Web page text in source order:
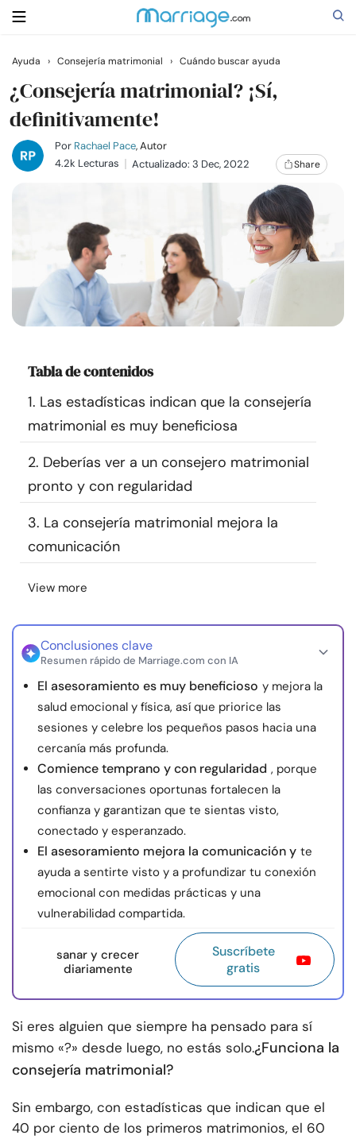
Buscar
Casarse
Relaciones
Ayuda
Cursos
Recursos
Comunidad
Encuentra un terapeuta
Idioma ES
nosotros
Ayuda › Consejería matrimonial › Cuándo buscar ayuda
¿Consejería matrimonial? ¡Sí,
definitivamente!
Por Rachael Pace, Autor
4.2k Lecturas
Actualizado: 3 Dec, 2022 Share
Tabla de contenidos
1. Las estadísticas indican que la consejería
matrimonial es muy beneficiosa
2. Deberías ver a un consejero matrimonial
pronto y con regularidad
3. La consejería matrimonial mejora la
comunicación
View more
Conclusiones clave
Resumen rápido de Marriage.com con IA
El asesoramiento es muy beneficioso y mejora la
salud emocional y física, así que priorice las
sesiones y celebre los pequeños pasos hacia una
cercanía más profunda.
Comience temprano y con regularidad , porque
las conversaciones oportunas fortalecen la
confianza y garantizan que te sientas visto,
conectado y esperanzado.
El asesoramiento mejora la comunicación y te
ayuda a sentirte visto y a profundizar tu conexión
emocional con medidas prácticas y una
vulnerabilidad compartida.
sanar y crecer
diariamente
Suscríbete
gratis
Si eres alguien que siempre ha pensado para sí
mismo «?» desde luego, no estás solo.¿Funciona la
consejería matrimonial?
Sin embargo, con estadísticas que indican que el
40 por ciento de los primeros matrimonios, el 60